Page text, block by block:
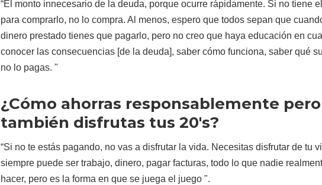
“El monto innecesario de la deuda, porque ocurre rápidamente. Si no tiene
para comprarlo, no lo compra. Al menos, espero que todos sepan que
dinero prestado tienes que pagarlo, pero no creo que haya educación en
conocer las consecuencias [de la deuda], saber cómo funciona, saber qué
no lo pagas. "
¿Cómo ahorras responsablemente pero
también disfrutas tus 20's?
“Si no te estás pagando, no vas a disfrutar la vida. Necesitas disfrutar de tu
siempre puede ser trabajo, dinero, pagar facturas, todo lo que nadie
hacer, pero es la forma en que se juega el juego ".